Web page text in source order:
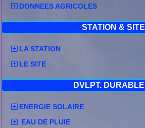
DONNEES AGRICOLES
STATION & SITE
LA STATION
LE SITE
DVLPT. DURABLE
ENERGIE SOLAIRE
EAU DE PLUIE